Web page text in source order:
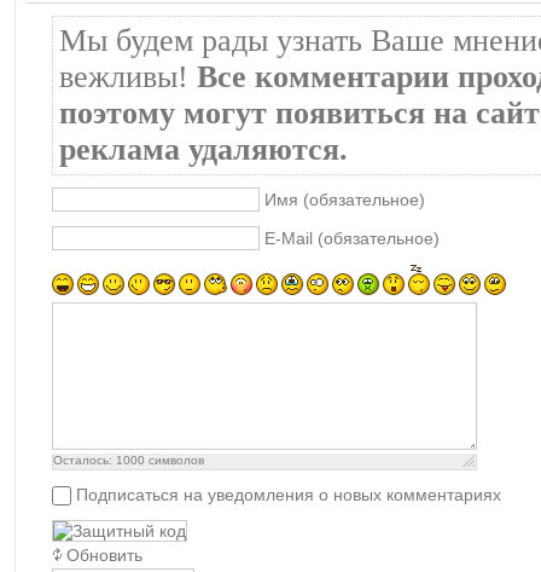
Мы будем рады узнать Ваше
вежливы! Все комментарии
поэтому могут появиться на
реклама удаляются.
Имя (обязательное)
E-Mail (обязательное)
Осталось: 1000 символов
Подписаться на уведомления о новых комментариях
Обновить